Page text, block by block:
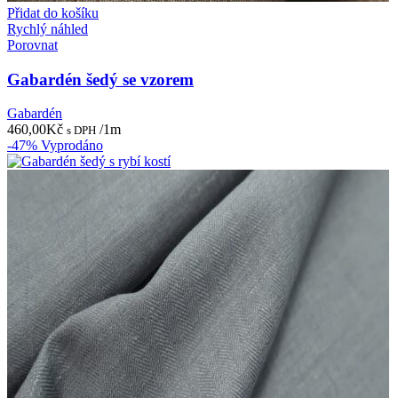
Přidat do košíku
Rychlý náhled
Porovnat
Gabardén šedý se vzorem
Gabardén
460,00Kč s DPH /1m
-47% Vyprodáno